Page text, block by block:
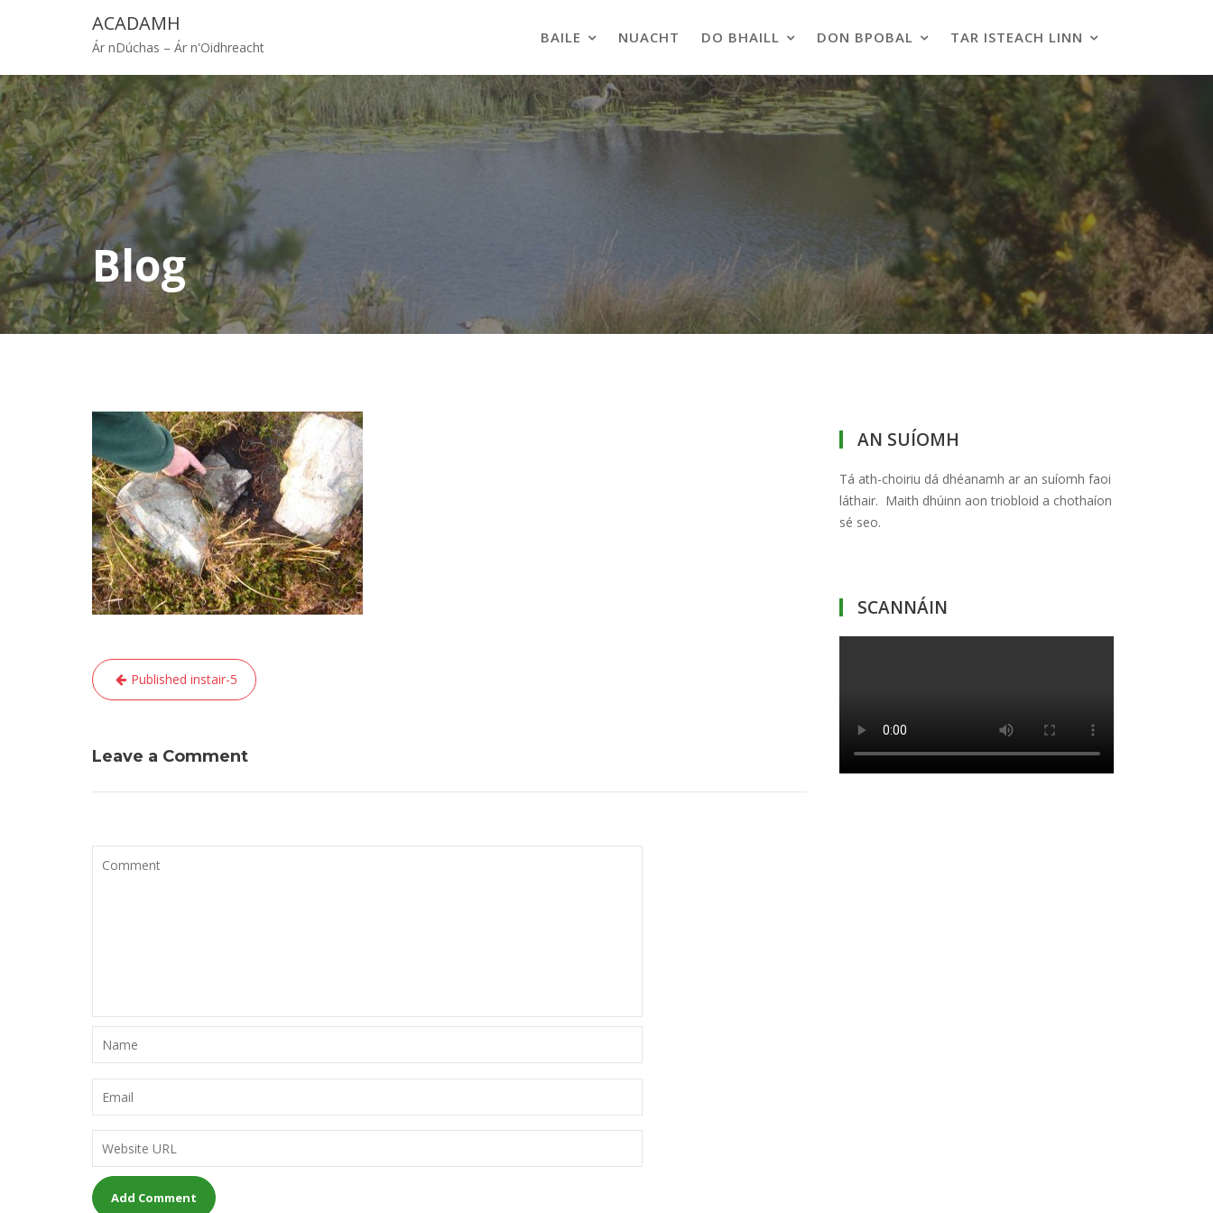
ACADAMH
Ár nDúchas – Ár n'Oidhreacht
BAILE NUACHT DO BHAILL DON BPOBAL TAR ISTEACH LINN
Blog
Post
navigation
Published instair-5
Leave a Comment
AN SUÍOMH
Tá ath-choiriu dá dhéanamh ar an suíomh faoi
láthair. Maith dhúinn aon triobloid a chothaíon
sé seo.
SCANNÁIN